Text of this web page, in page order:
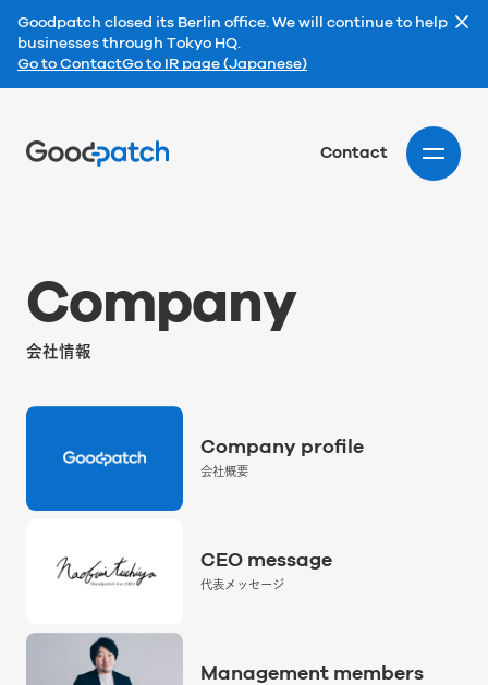
Goodpatch closed its Berlin office. We will continue to help
businesses through Tokyo HQ.
Go to ContactGo to IR page (Japanese)
Contact
Company
会社情報
Company profile
会社概要
CEO message
代表メッセージ
Management members